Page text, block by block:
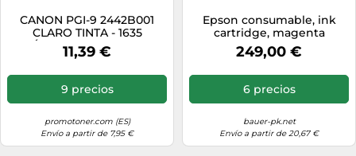
CANON PGI-9 2442B001
CLARO TINTA - 1635
PÁGINAS PARA PIXMA
IX7000
11,39 €
9 precios
promotoner.com (ES)
Envío a partir de 7,95 €
Epson consumable, ink
cartridge, magenta
249,00 €
6 precios
bauer-pk.net
Envío a partir de 20,67 €